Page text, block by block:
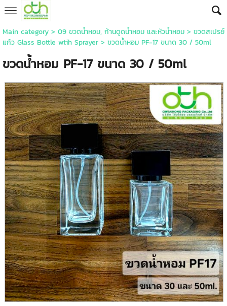
Main category> 09 ขวดน้ำหอม, ก้านดูดน้ำหอม และหัวน้ำหอม> ขวดสเปรย์
แก้ว Glass Bottle wtih Sprayer> ขวดน้ำหอม PF-17 ขนาด 30 / 50ml
ขวดน้ำหอม PF-17 ขนาด 30 / 50ml